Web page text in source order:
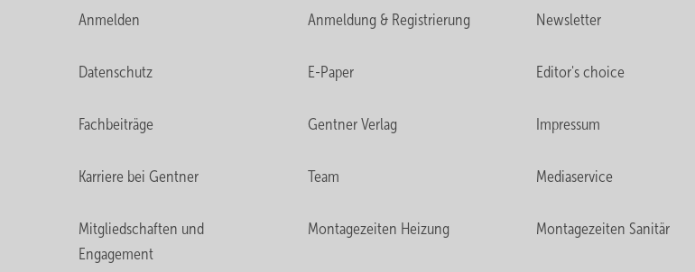
Anmelden Anmeldung & Registrierung Newsletter
Datenschutz E-Paper Editor's choice
Fachbeiträge Gentner Verlag Impressum
Karriere bei Gentner Team Mediaservice
Mitgliedschaften und
Engagement
Montagezeiten Heizung Montagezeiten Sanitär